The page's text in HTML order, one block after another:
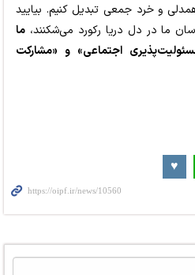
و خرد جمعی تبدیل کنیم. بیایید
ما در دل دریا رکورد می‌شکنند، ما
اجتماعی» و «مشارکت